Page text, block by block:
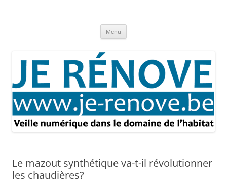
Menu
Le mazout synthétique va-t-il révolutionner
les chaudières?